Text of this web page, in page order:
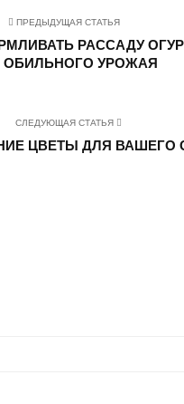
ПРЕДЫДУЩАЯ СТАТЬЯ
РАССАДУ
ОБИЛЬНОГО УРОЖАЯ
СЛЕДУЮЩАЯ СТАТЬЯ
ЦВЕТЫ ДЛЯ ВАШЕГО